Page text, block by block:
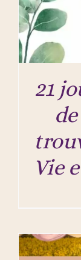
21
Vie